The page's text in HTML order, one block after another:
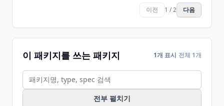
이전 1 / 2 다음
이 패키지를 쓰는 패키지 1개 표시 전체 1개
전부 펼치기